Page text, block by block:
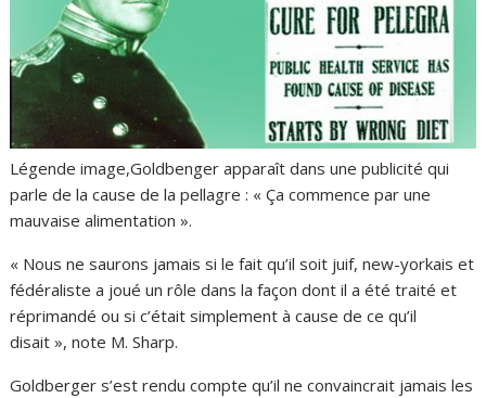
Légende image,Goldbenger apparaît dans une publicité qui
parle de la cause de la pellagre : « Ça commence par une
mauvaise alimentation ».
« Nous ne saurons jamais si le fait qu’il soit juif, new-yorkais et
fédéraliste a joué un rôle dans la façon dont il a été traité et
réprimandé ou si c’était simplement à cause de ce qu’il
disait », note M. Sharp.
Goldberger s’est rendu compte qu’il ne convaincrait jamais les